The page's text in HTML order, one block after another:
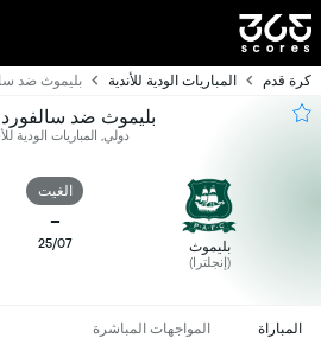
كرة قدم المباريات الودية للأندية بليموث ضد
بليموث ضد
دولي, المباريات الودية
بليموث
(إنجلترا)
الغيت
-
25/07
المباراة المواجهات المباشرة